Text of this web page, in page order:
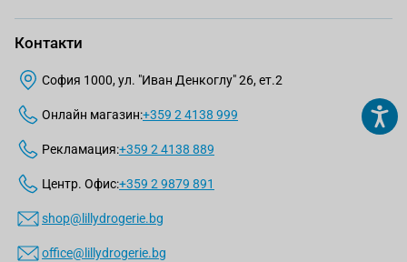
Контакти
София 1000, ул. "Иван Денкоглу" 26, ет.2
Онлайн магазин:+359 2 4138 999
Рекламация:+359 2 4138 889
Центр. Офис:+359 2 9879 891
shop@lillydrogerie.bg
office@lillydrogerie.bg